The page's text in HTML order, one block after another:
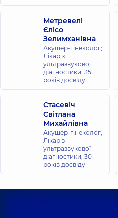
Метревелі
Єлісо
Зелимханівна
Акушер-гінеколог;
Лікар з
ультразвукової
діагностики, 35
років досвіду
Стасевіч
Світлана
Михайлівна
Акушер-гінеколог;
Лікар з
ультразвукової
діагностики, 30
років досвіду